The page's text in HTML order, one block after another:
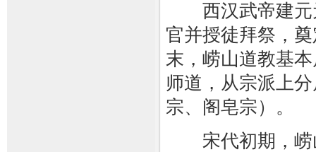
西汉武帝建元
官并授徒拜祭，
末，崂山道教基
师道，从宗派上
宗、阁皂宗）。
宋代初期，崂